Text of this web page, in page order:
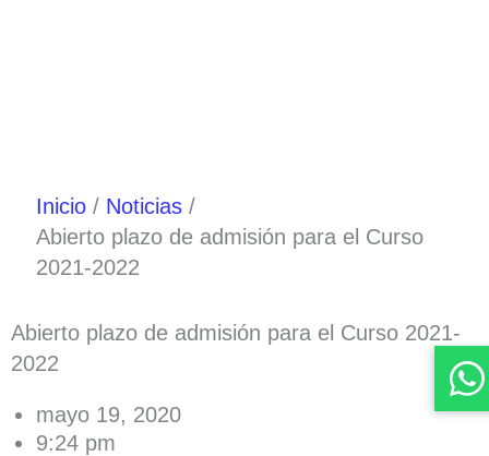
Inicio
Noticias
Abierto plazo de admisión para el Curso
2021-2022
Abierto plazo de admisión para el Curso 2021-
2022
mayo 19, 2020
9:24 pm